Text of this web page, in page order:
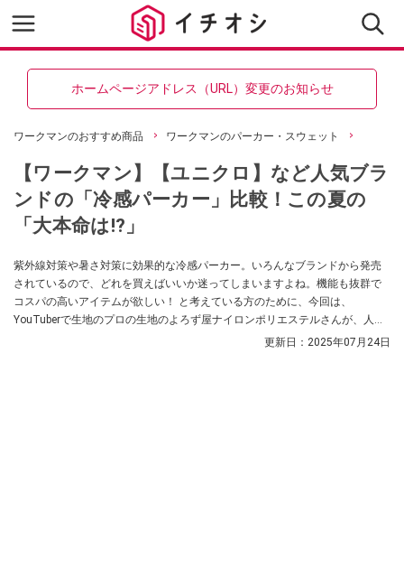
ホームページアドレス（URL）変更のお知らせ
ワークマンのおすすめ商品 ワークマンのパーカー・スウェット
【ワークマン】【ユニクロ】など人気ブラ
ンドの「冷感パーカー」比較！この夏の
「大本命は!?」
紫外線対策や暑さ対策に効果的な冷感パーカー。いろんなブランドから発売
されているので、どれを買えばいいか迷ってしまいますよね。機能も抜群で
コスパの高いアイテムが欲しい！ と考えている方のために、今回は、
YouTuberで生地のプロの生地のよろず屋ナイロンポリエステルさんが、人気
ブランドのアイテムを比較レビュー！ 違いや在庫が無い時の選択について解
更新日： 2025年07月24日